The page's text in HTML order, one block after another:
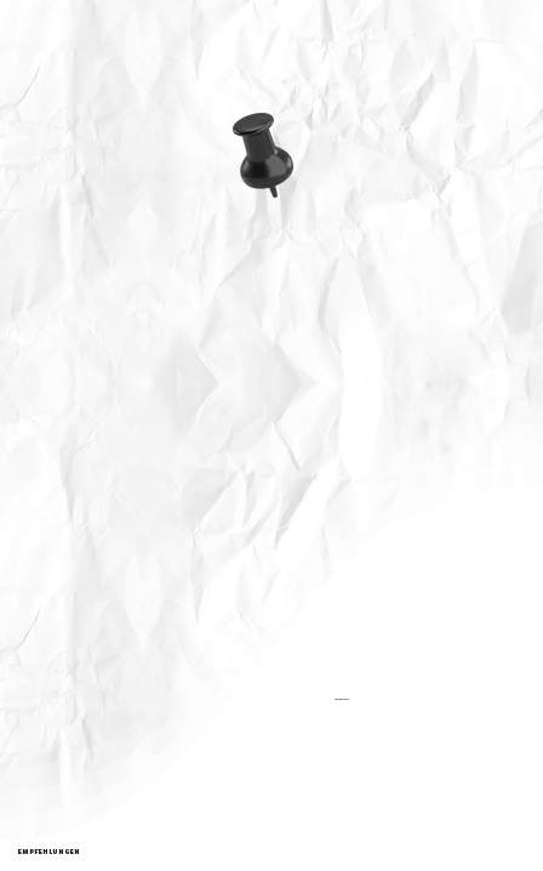
Aktualisiert:
EMPFEHLUNGEN